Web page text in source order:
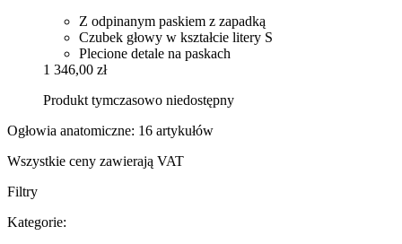
Z odpinanym paskiem z zapadką
Czubek głowy w kształcie litery S
Plecione detale na paskach
1 346,00 zł
Produkt tymczasowo niedostępny
Ogłowia anatomiczne: 16 artykułów
Wszystkie ceny zawierają VAT
Filtry
Kategorie: